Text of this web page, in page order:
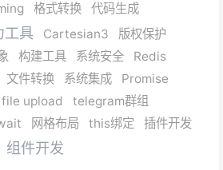
格式转换
代码生成
工具 Cartesian3
版权保护
构建工具 系统安全
Redis
文件转换 系统集成
Promise
file upload
telegram群组
网格布局 this绑定
插件开发
组件开发